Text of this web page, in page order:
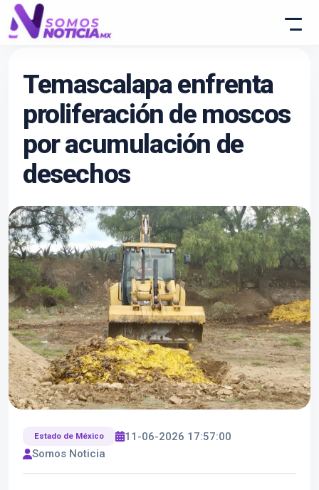
Temascalapa enfrenta
proliferación de moscos
por acumulación de
desechos
Estado de México
11-06-2026 17:57:00
Somos Noticia